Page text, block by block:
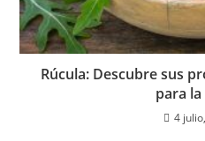
Rúcula: Descubre sus
para
4